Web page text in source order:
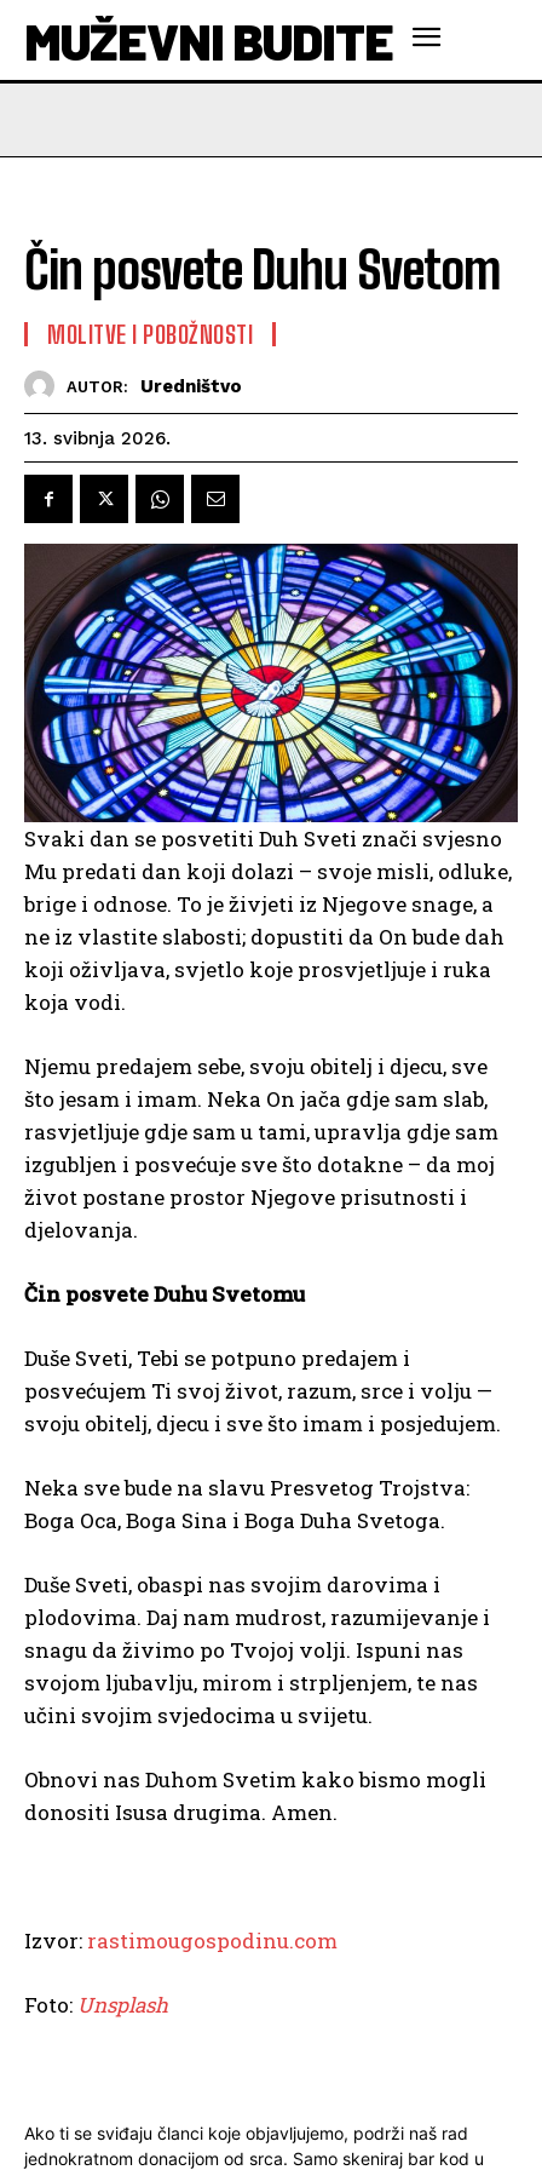
MUŽEVNI BUDITE
Čin posvete Duhu Svetom
MOLITVE I POBOŽNOSTI
AUTOR: Uredništvo
13. svibnja 2026.
Svaki dan se posvetiti Duh Sveti znači svjesno
Mu predati dan koji dolazi – svoje misli, odluke,
brige i odnose. To je živjeti iz Njegove snage, a
ne iz vlastite slabosti; dopustiti da On bude dah
koji oživljava, svjetlo koje prosvjetljuje i ruka
koja vodi.
Njemu predajem sebe, svoju obitelj i djecu, sve
što jesam i imam. Neka On jača gdje sam slab,
rasvjetljuje gdje sam u tami, upravlja gdje sam
izgubljen i posvećuje sve što dotakne – da moj
život postane prostor Njegove prisutnosti i
djelovanja.
Čin posvete Duhu Svetomu
Duše Sveti, Tebi se potpuno predajem i
posvećujem Ti svoj život, razum, srce i volju —
svoju obitelj, djecu i sve što imam i posjedujem.
Neka sve bude na slavu Presvetog Trojstva:
Boga Oca, Boga Sina i Boga Duha Svetoga.
Duše Sveti, obaspi nas svojim darovima i
plodovima. Daj nam mudrost, razumijevanje i
snagu da živimo po Tvojoj volji. Ispuni nas
svojom ljubavlju, mirom i strpljenjem, te nas
učini svojim svjedocima u svijetu.
Obnovi nas Duhom Svetim kako bismo mogli
donositi Isusa drugima. Amen.
Izvor: rastimougospodinu.com
Foto: Unsplash
Ako ti se sviđaju članci koje objavljujemo, podrži naš rad
jednokratnom donacijom od srca. Samo skeniraj bar kod u